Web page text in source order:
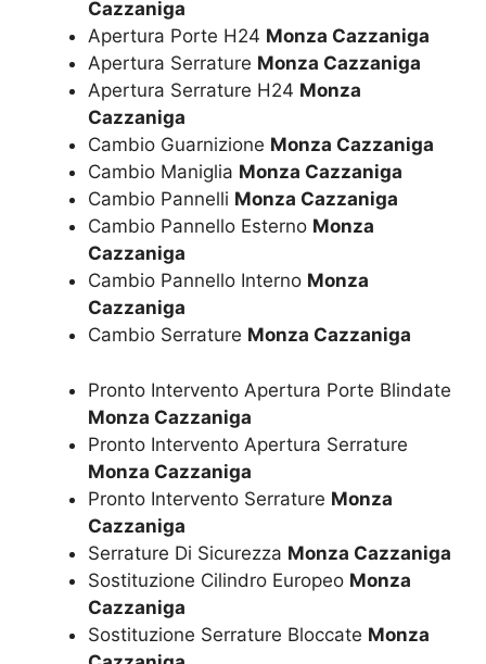
Cazzaniga
Apertura Porte H24 Monza Cazzaniga
Apertura Serrature Monza Cazzaniga
Apertura Serrature H24 Monza
Cazzaniga
Cambio Guarnizione Monza Cazzaniga
Cambio Maniglia Monza Cazzaniga
Cambio Pannelli Monza Cazzaniga
Cambio Pannello Esterno Monza
Cazzaniga
Cambio Pannello Interno Monza
Cazzaniga
Cambio Serrature Monza Cazzaniga
Pronto Intervento Apertura Porte Blindate
Monza Cazzaniga
Pronto Intervento Apertura Serrature
Monza Cazzaniga
Pronto Intervento Serrature Monza
Cazzaniga
Serrature Di Sicurezza Monza Cazzaniga
Sostituzione Cilindro Europeo Monza
Cazzaniga
Sostituzione Serrature Bloccate Monza